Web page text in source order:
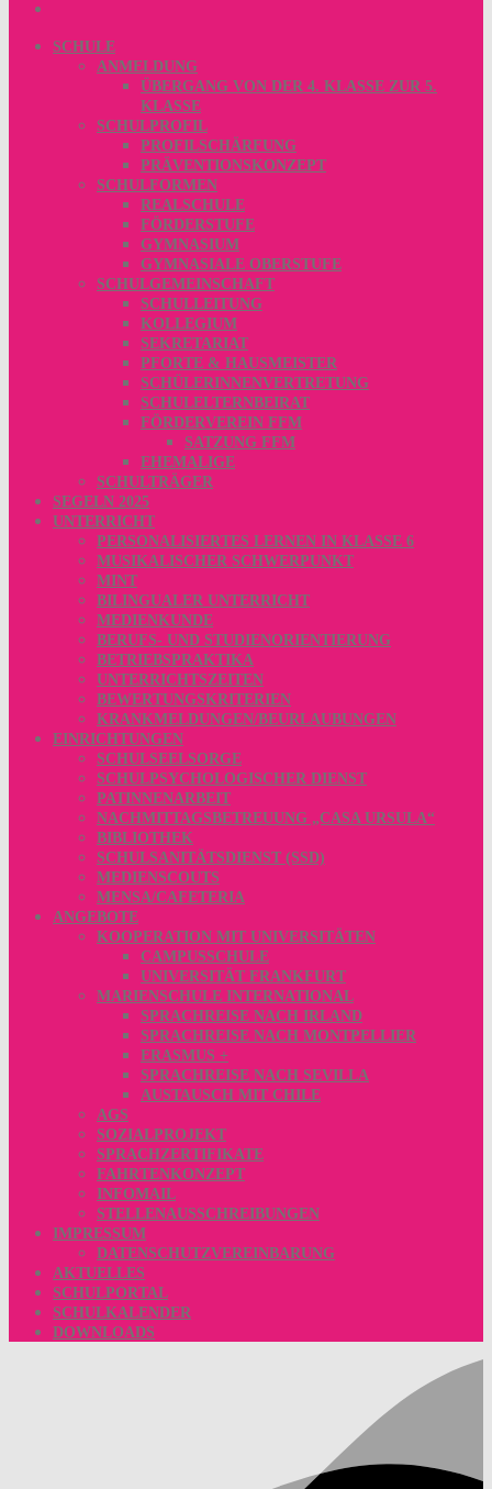
SCHULE
ANMELDUNG
ÜBERGANG VON DER 4. KLASSE ZUR 5.
KLASSE
SCHULPROFIL
PROFILSCHÄRFUNG
PRÄVENTIONSKONZEPT
SCHULFORMEN
REALSCHULE
FÖRDERSTUFE
GYMNASIUM
GYMNASIALE OBERSTUFE
SCHULGEMEINSCHAFT
SCHULLEITUNG
KOLLEGIUM
SEKRETARIAT
PFORTE & HAUSMEISTER
SCHÜLERINNENVERTRETUNG
SCHULELTERNBEIRAT
FÖRDERVEREIN FFM
SATZUNG FFM
EHEMALIGE
SCHULTRÄGER
SEGELN 2025
UNTERRICHT
PERSONALISIERTES LERNEN IN KLASSE 6
MUSIKALISCHER SCHWERPUNKT
MINT
BILINGUALER UNTERRICHT
MEDIENKUNDE
BERUFS- UND STUDIENORIENTIERUNG
BETRIEBSPRAKTIKA
UNTERRICHTSZEITEN
BEWERTUNGSKRITERIEN
KRANKMELDUNGEN/BEURLAUBUNGEN
EINRICHTUNGEN
SCHULSEELSORGE
SCHULPSYCHOLOGISCHER DIENST
PATINNENARBEIT
NACHMITTAGSBETREUUNG „CASA URSULA“
BIBLIOTHEK
SCHULSANITÄTSDIENST (SSD)
MEDIENSCOUTS
MENSA/CAFETERIA
ANGEBOTE
KOOPERATION MIT UNIVERSITÄTEN
CAMPUSSCHULE
UNIVERSITÄT FRANKFURT
MARIENSCHULE INTERNATIONAL
SPRACHREISE NACH IRLAND
SPRACHREISE NACH MONTPELLIER
ERASMUS +
SPRACHREISE NACH SEVILLA
AUSTAUSCH MIT CHILE
AGS
SOZIALPROJEKT
SPRACHZERTIFIKATE
FAHRTENKONZEPT
INFOMAIL
STELLENAUSSCHREIBUNGEN
IMPRESSUM
DATENSCHUTZVEREINBARUNG
AKTUELLES
SCHULPORTAL
SCHULKALENDER
DOWNLOADS